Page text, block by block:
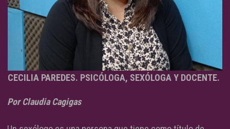
CECILIA PAREDES. PSICÓLOGA, SEXÓLOGA Y DOCENTE.
Por Claudia Cagigas